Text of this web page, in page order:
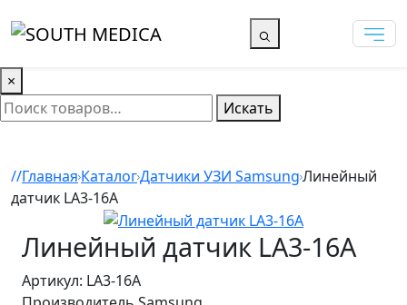
×
Искать
Главная КаталогДатчики УЗИ SamsungЛинейный
датчик LA3-16A
Линейный датчик LA3-16A
Артикул: LA3-16A